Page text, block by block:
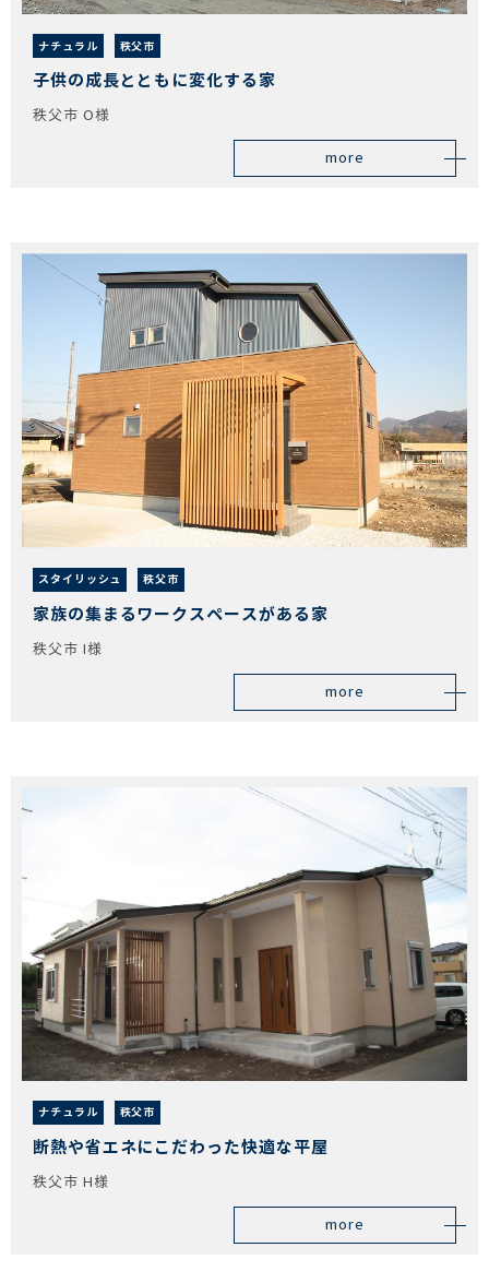
ナチュラル 秩父市
子供の成長とともに変化する家
秩父市 O様
more
スタイリッシュ 秩父市
家族の集まるワークスペースがある家
秩父市 I様
more
ナチュラル 秩父市
断熱や省エネにこだわった快適な平屋
秩父市 H様
more